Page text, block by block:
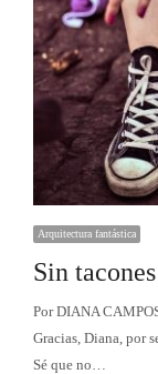
Arquitectura fantástica
Sin
Por DIANA
Gracias, Diana, por
Sé que no…